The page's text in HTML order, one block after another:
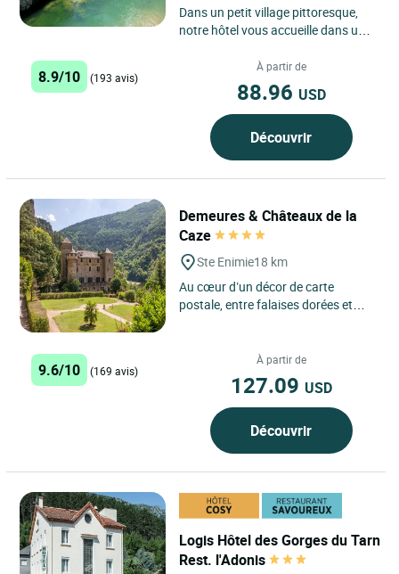
Dans un petit village pittoresque,
notre hôtel vous accueille dans une
couverte et chauffée...
8.9/10 (193 avis)
À partir de
88.96 USD
Découvrir
Demeures & Châteaux de la
Caze
Ste Enimie18 km
Au cœur d’un décor de carte
postale, entre falaises dorées et
9.6/10 (169 avis)
À partir de
127.09 USD
Découvrir
Logis Hôtel des Gorges du Tarn
Rest. l'Adonis